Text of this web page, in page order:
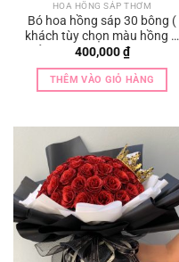
HOA HỒNG SÁP THƠM
Bó hoa hồng sáp 30 bông (
khách tùy chọn màu hồng –
đỏ – xanh – vàng – cam —
tùy ý )
400,000₫
THÊM VÀO GIỎ HÀNG